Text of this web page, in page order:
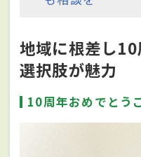
地域に根差し
選択肢が魅力
10周年おめでとう